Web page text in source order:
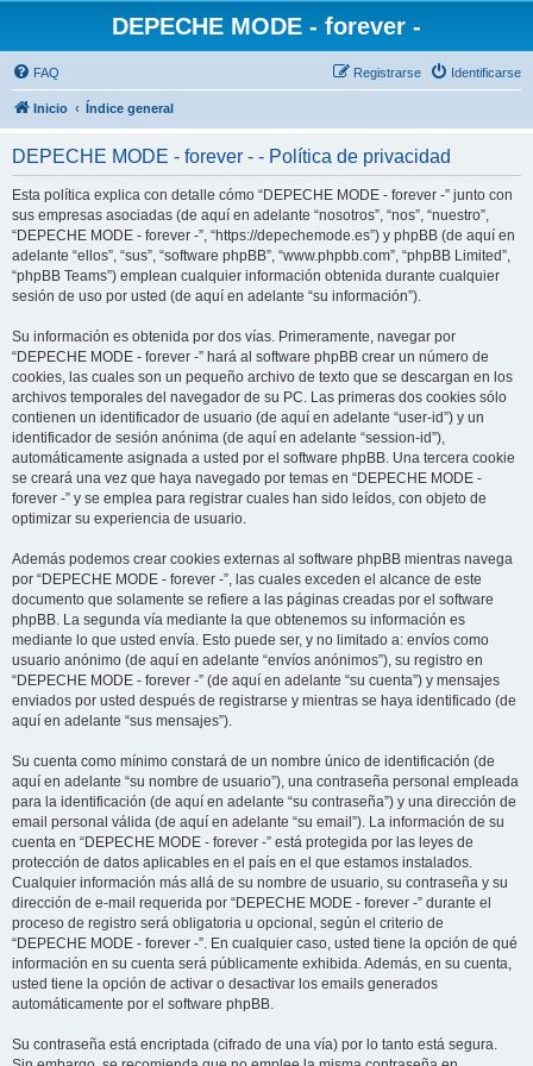
DEPECHE MODE - forever -
FAQ Identificarse
Registrarse
Inicio Índice general
DEPECHE MODE - forever - - Política de privacidad
Esta política explica con detalle cómo “DEPECHE MODE - forever -” junto con
sus empresas asociadas (de aquí en adelante “nosotros”, “nos”, “nuestro”,
“DEPECHE MODE - forever -”, “https://depechemode.es”) y phpBB (de aquí en
adelante “ellos”, “sus”, “software phpBB”, “www.phpbb.com”, “phpBB Limited”,
“phpBB Teams”) emplean cualquier información obtenida durante cualquier
sesión de uso por usted (de aquí en adelante “su información”).
Su información es obtenida por dos vías. Primeramente, navegar por
“DEPECHE MODE - forever -” hará al software phpBB crear un número de
cookies, las cuales son un pequeño archivo de texto que se descargan en los
archivos temporales del navegador de su PC. Las primeras dos cookies sólo
contienen un identificador de usuario (de aquí en adelante “user-id”) y un
identificador de sesión anónima (de aquí en adelante “session-id”),
automáticamente asignada a usted por el software phpBB. Una tercera cookie
se creará una vez que haya navegado por temas en “DEPECHE MODE -
forever -” y se emplea para registrar cuales han sido leídos, con objeto de
optimizar su experiencia de usuario.
Además podemos crear cookies externas al software phpBB mientras navega
por “DEPECHE MODE - forever -”, las cuales exceden el alcance de este
documento que solamente se refiere a las páginas creadas por el software
phpBB. La segunda vía mediante la que obtenemos su información es
mediante lo que usted envía. Esto puede ser, y no limitado a: envíos como
usuario anónimo (de aquí en adelante “envíos anónimos”), su registro en
“DEPECHE MODE - forever -” (de aquí en adelante “su cuenta”) y mensajes
enviados por usted después de registrarse y mientras se haya identificado (de
aquí en adelante “sus mensajes”).
Su cuenta como mínimo constará de un nombre único de identificación (de
aquí en adelante “su nombre de usuario”), una contraseña personal empleada
para la identificación (de aquí en adelante “su contraseña”) y una dirección de
email personal válida (de aquí en adelante “su email”). La información de su
cuenta en “DEPECHE MODE - forever -” está protegida por las leyes de
protección de datos aplicables en el país en el que estamos instalados.
Cualquier información más allá de su nombre de usuario, su contraseña y su
dirección de e-mail requerida por “DEPECHE MODE - forever -” durante el
proceso de registro será obligatoria u opcional, según el criterio de
“DEPECHE MODE - forever -”. En cualquier caso, usted tiene la opción de qué
información en su cuenta será públicamente exhibida. Además, en su cuenta,
usted tiene la opción de activar o desactivar los emails generados
automáticamente por el software phpBB.
Su contraseña está encriptada (cifrado de una vía) por lo tanto está segura.